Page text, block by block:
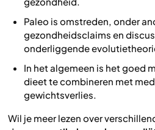
Paleo is omstreden, onder
gezondheidsclaims en
onderliggende
In het algemeen is het goed
dieet te combineren met
gewichtsverlies.
Wil je meer lezen over